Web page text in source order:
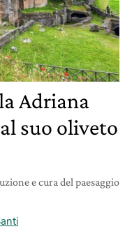
Adriana
suo oliveto
e cura del paesaggio